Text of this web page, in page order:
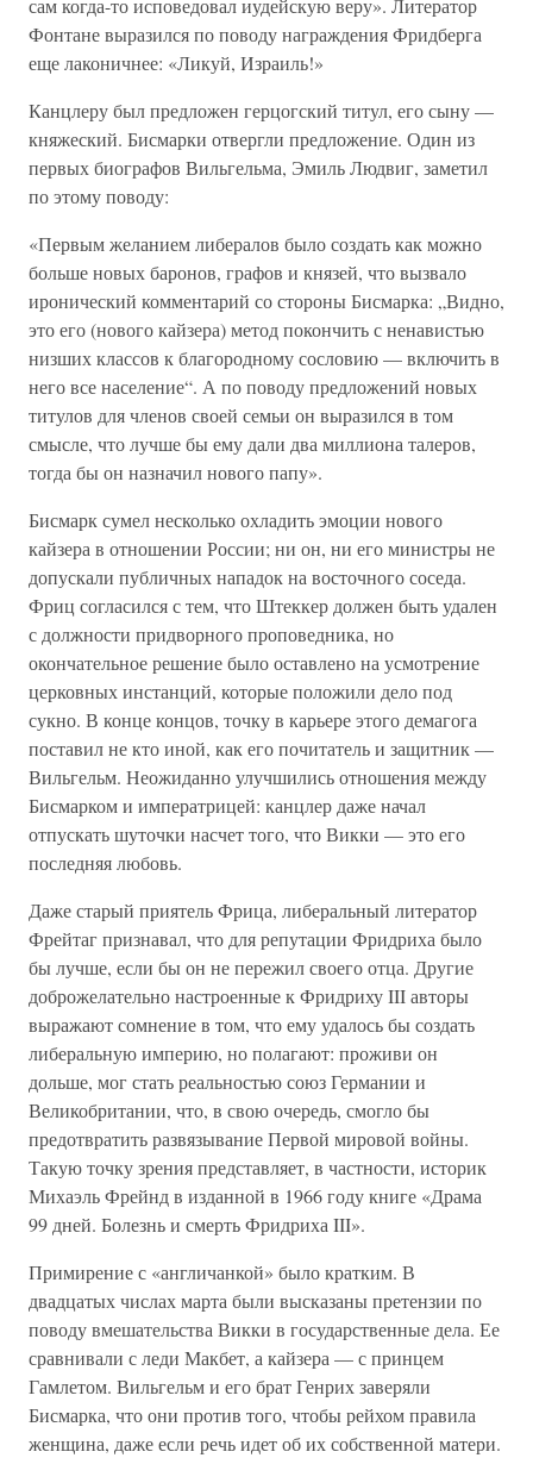
сам когда-то исповедовал иудейскую веру». Литератор
Фонтане выразился по поводу награждения Фридберга
еще лаконичнее: «Ликуй, Израиль!»
Канцлеру был предложен герцогский титул, его сыну —
княжеский. Бисмарки отвергли предложение. Один из
первых биографов Вильгельма, Эмиль Людвиг, заметил
по этому поводу:
«Первым желанием либералов было создать как можно
больше новых баронов, графов и князей, что вызвало
иронический комментарий со стороны Бисмарка: „Видно,
это его (нового кайзера) метод покончить с ненавистью
низших классов к благородному сословию — включить в
него все население“. А по поводу предложений новых
титулов для членов своей семьи он выразился в том
смысле, что лучше бы ему дали два миллиона талеров,
тогда бы он назначил нового папу».
Бисмарк сумел несколько охладить эмоции нового
кайзера в отношении России; ни он, ни его министры не
допускали публичных нападок на восточного соседа.
Фриц согласился с тем, что Штеккер должен быть удален
с должности придворного проповедника, но
окончательное решение было оставлено на усмотрение
церковных инстанций, которые положили дело под
сукно. В конце концов, точку в карьере этого демагога
поставил не кто иной, как его почитатель и защитник —
Вильгельм. Неожиданно улучшились отношения между
Бисмарком и императрицей: канцлер даже начал
отпускать шуточки насчет того, что Викки — это его
последняя любовь.
Даже старый приятель Фрица, либеральный литератор
Фрейтаг признавал, что для репутации Фридриха было
бы лучше, если бы он не пережил своего отца. Другие
доброжелательно настроенные к Фридриху III авторы
выражают сомнение в том, что ему удалось бы создать
либеральную империю, но полагают: проживи он
дольше, мог стать реальностью союз Германии и
Великобритании, что, в свою очередь, смогло бы
предотвратить развязывание Первой мировой войны.
Такую точку зрения представляет, в частности, историк
Михаэль Фрейнд в изданной в 1966 году книге «Драма
99 дней. Болезнь и смерть Фридриха III».
Примирение с «англичанкой» было кратким. В
двадцатых числах марта были высказаны претензии по
поводу вмешательства Викки в государственные дела. Ее
сравнивали с леди Макбет, а кайзера — с принцем
Гамлетом. Вильгельм и его брат Генрих заверяли
Бисмарка, что они против того, чтобы рейхом правила
женщина, даже если речь идет об их собственной матери.